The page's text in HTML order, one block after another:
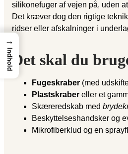
silikonefuger af vejen på, uden
Det kræver dog den rigtige
ridser eller afskalninger i
Det skal du
Fugeskraber (med
Plastskraber eller et
Skæreredskab med
Beskyttelseshandsker og
Mikrofiberklud og en
→
Indhold